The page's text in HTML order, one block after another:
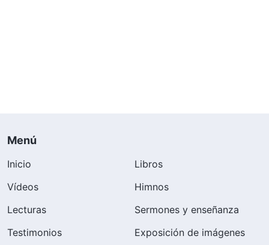
Menú
Inicio
Libros
Vídeos
Himnos
Lecturas
Sermones y enseñanza
Testimonios
Exposición de imágenes